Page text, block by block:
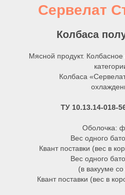
Сервелат
Колбаса
Мясной продукт.
Колбаса
ТУ 10.13.14-018-
Оболочка:
Вес одного
Квант поставки (вес в
Вес одного
(в вакууме
Квант поставки (вес в